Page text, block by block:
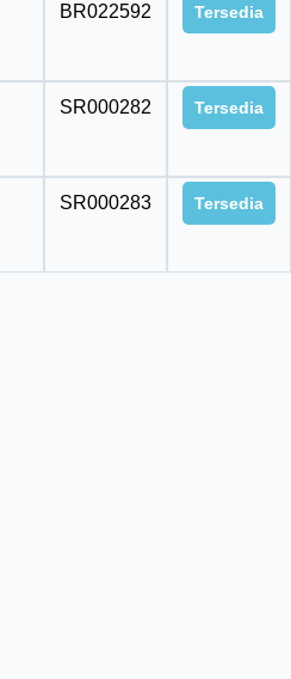
BR022592 Tersedia
SR000282 Tersedia
SR000283 Tersedia